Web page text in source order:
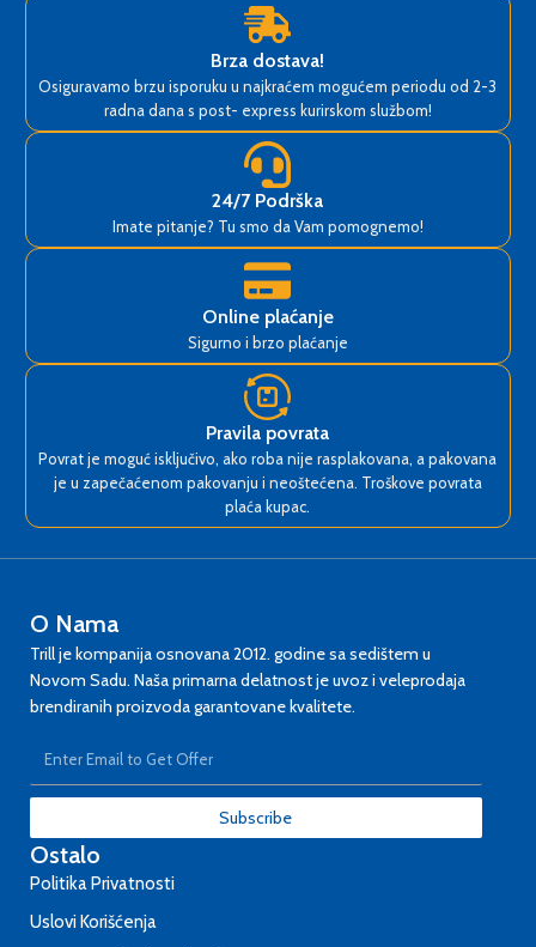
Brza dostava!
Osiguravamo brzu isporuku u najkraćem mogućem periodu od 2-3
radna dana s post- express kurirskom službom!
24/7 Podrška
Imate pitanje? Tu smo da Vam pomognemo!
Online plaćanje
Sigurno i brzo plaćanje
Pravila povrata
Povrat je moguć isključivo, ako roba nije rasplakovana, a pakovana
je u zapečaćenom pakovanju i neoštećena. Troškove povrata
plaća kupac.
O Nama
Trill je kompanija osnovana 2012. godine sa sedištem u
Novom Sadu. Naša primarna delatnost je uvoz i veleprodaja
brendiranih proizvoda garantovane kvalitete.
Subscribe
Ostalo
Politika Privatnosti
Uslovi Korišćenja